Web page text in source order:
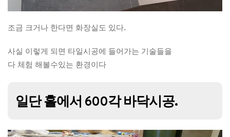
조금 크거나 한다면 화장실도 있다.
사실 이렇게 되면 타일시공에 들어가는 기술들을
다 체험 해볼수있는 환경이다
일단 홀에서 600각 바닥시공.